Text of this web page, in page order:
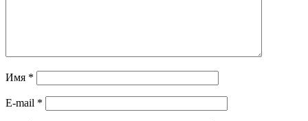
Имя *
E-mail *